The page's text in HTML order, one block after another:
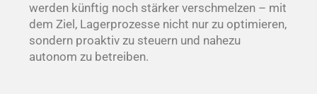
werden künftig noch stärker verschmelzen – mit
dem Ziel, Lagerprozesse nicht nur zu optimieren,
sondern proaktiv zu steuern und nahezu
autonom zu betreiben.